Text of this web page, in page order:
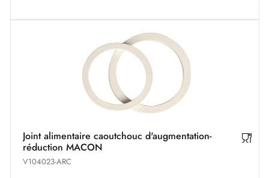
Joint alimentaire caoutchouc d'augmentation-
réduction MACON
V104023-ARC